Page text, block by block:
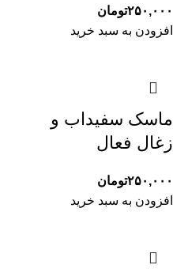
۲۵۰,۰۰۰تومان
افزودن به سبد خرید
ماسک سفیداب و
زغال فعال
۲۵۰,۰۰۰تومان
افزودن به سبد خرید